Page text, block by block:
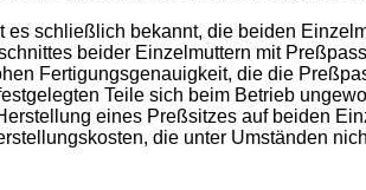
es schließlich bekannt, die beiden
beider Einzelmuttern mit
Fertigungsgenauigkeit, die die
Teile sich beim Betrieb
eines Preßsitzes auf beiden
die unter Umständen